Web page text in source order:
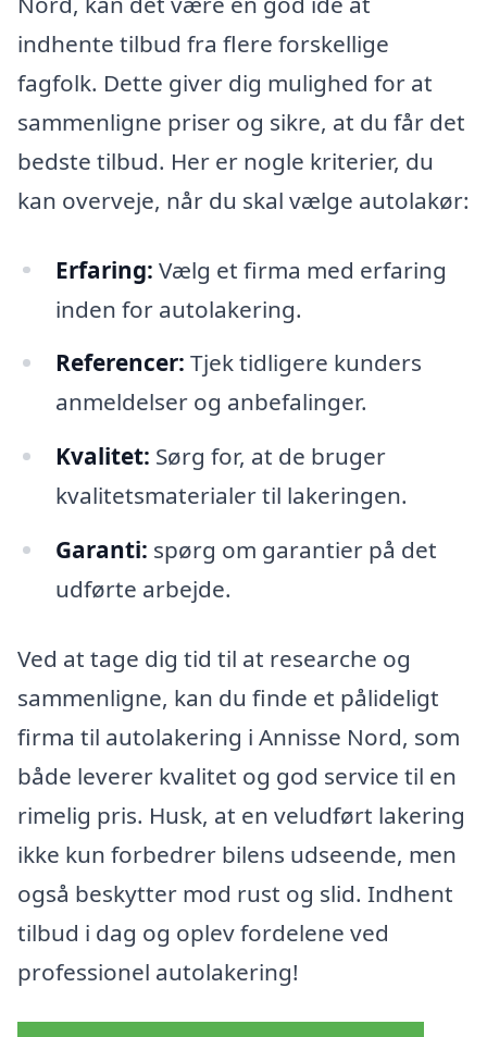
indhente tilbud fra flere forskellige
fagfolk. Dette giver dig mulighed for at
sammenligne priser og sikre, at du får det
bedste tilbud. Her er nogle kriterier, du
kan overveje, når du skal vælge autolakør:
Erfaring: Vælg et firma med erfaring
inden for autolakering.
Referencer: Tjek tidligere kunders
anmeldelser og anbefalinger.
Kvalitet: Sørg for, at de bruger
kvalitetsmaterialer til lakeringen.
Garanti: spørg om garantier på det
udførte arbejde.
Ved at tage dig tid til at researche og
sammenligne, kan du finde et pålideligt
firma til autolakering i Annisse Nord, som
både leverer kvalitet og god service til en
rimelig pris. Husk, at en veludført lakering
ikke kun forbedrer bilens udseende, men
også beskytter mod rust og slid. Indhent
tilbud i dag og oplev fordelene ved
professionel autolakering!